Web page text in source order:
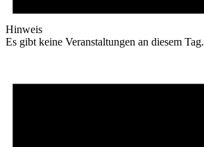
Hinweis
Es gibt keine Veranstaltungen an diesem Tag.